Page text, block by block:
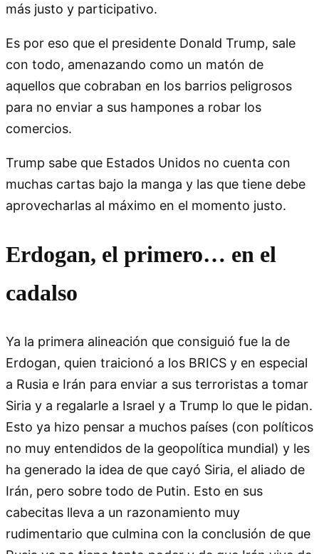
más justo y participativo.
Es por eso que el presidente Donald Trump, sale
con todo, amenazando como un matón de
aquellos que cobraban en los barrios peligrosos
para no enviar a sus hampones a robar los
comercios.
Trump sabe que Estados Unidos no cuenta con
muchas cartas bajo la manga y las que tiene debe
aprovecharlas al máximo en el momento justo.
Erdogan, el primero… en el
cadalso
Ya la primera alineación que consiguió fue la de
Erdogan, quien traicionó a los BRICS y en especial
a Rusia e Irán para enviar a sus terroristas a tomar
Siria y a regalarle a Israel y a Trump lo que le pidan.
Esto ya hizo pensar a muchos países (con políticos
no muy entendidos de la geopolítica mundial) y les
ha generado la idea de que cayó Siria, el aliado de
Irán, pero sobre todo de Putin. Esto en sus
cabecitas lleva a un razonamiento muy
rudimentario que culmina con la conclusión de que